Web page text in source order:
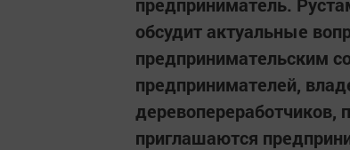
обсудит актуальные
предпринимательским
предпринимателей,
деревопереработчиков,
приглашаются